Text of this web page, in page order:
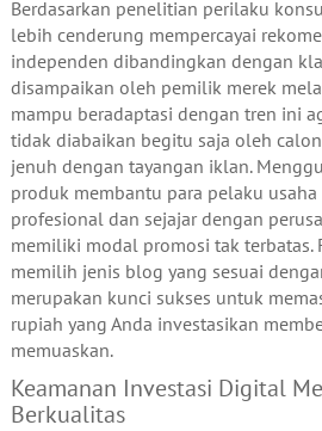
Berdasarkan penelitian perilaku
lebih cenderung mempercayai
independen dibandingkan dengan
disampaikan oleh pemilik merek
mampu beradaptasi dengan tren ini
tidak diabaikan begitu saja oleh
jenuh dengan tayangan iklan.
produk membantu para pelaku
profesional dan sejajar dengan
memiliki modal promosi tak terbatas.
memilih jenis blog yang sesuai
merupakan kunci sukses untuk
rupiah yang Anda investasikan
memuaskan.
Keamanan Investasi Digital
Berkualitas